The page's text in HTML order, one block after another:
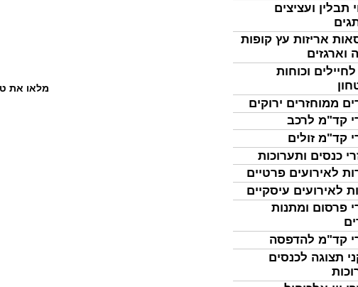
תבלין ועציצים
אריזות עץ קופות
וארגזים
לחיילים וכוחות
ממוחזרים ירוקים
קד"מ לרכב
קד"מ זולים
כנסים ותערוכות
לאירועים פרטיים
לאירועים עיסקיים
פרסום ומתנות
קד"מ להדפסה
תצוגה לכנסים
מלאו את